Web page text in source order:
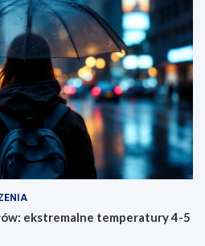
ekstremalne temperatury 4-5